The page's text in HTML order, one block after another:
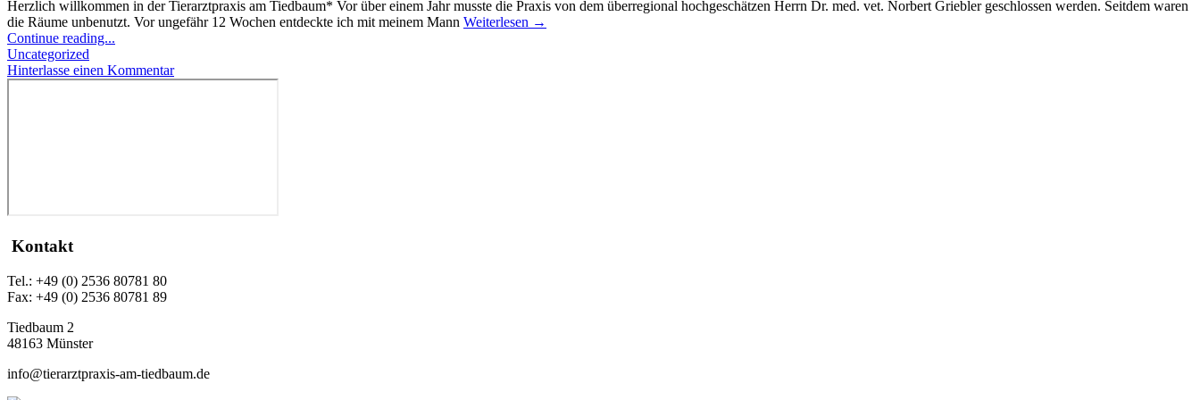
Herzlich willkommen in der Tierarztpraxis am Tiedbaum* Vor über einem Jahr musste die Praxis von dem überregional hochgeschätzen Herrn Dr. med. vet. Norbert Griebler geschlossen werden. Seitdem waren
die Räume unbenutzt. Vor ungefähr 12 Wochen entdeckte ich mit meinem Mann Weiterlesen →
Continue reading...
Uncategorized
Hinterlasse einen Kommentar
Kontakt
Tel.: +49 (0) 2536 80781 80
Fax: +49 (0) 2536 80781 89
Tiedbaum 2
48163 Münster
info@tierarztpraxis-am-tiedbaum.de